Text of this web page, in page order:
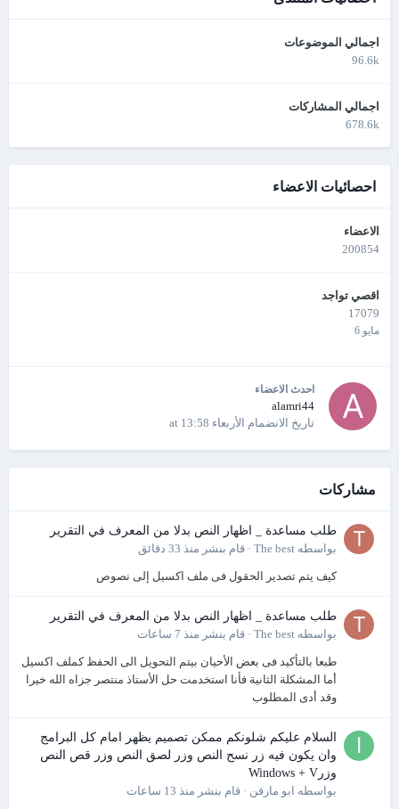
اجمالي الموضوعات
96.6k
اجمالي المشاركات
678.6k
احصائيات الاعضاء
الاعضاء
200854
اقصي تواجد
17079
مايو 6
احدث الاعضاء
alamri44
تاريخ الانضمامالأربعاء at 13:58
مشاركات
طلب مساعدة _ اظهار النص بدلا من المعرف في التقرير
بواسطهThe best
·قام بنشر منذ 33 دقائق
كيف يتم تصدير الحقول فى ملف اكسيل إلى نصوص
طلب مساعدة _ اظهار النص بدلا من المعرف في التقرير
بواسطهThe best
·قام بنشر منذ 7 ساعات
طبعا بالتأكيد فى بعض الأحيان بيتم التحويل الى الحفظ كملف اكسيل
أما المشكلة الثانية فأنا استخدمت حل الأستاذ منتصر جزاه الله خيرا
وقد أدى المطلوب
السلام عليكم شلونكم ممكن تصميم يظهر امام كل البرامج
وان يكون فيه زر نسح النص وزر لصق النص وزر قص النص
وزرWindows + V
بواسطهابو مارفن·قام بنشر منذ 13 ساعات